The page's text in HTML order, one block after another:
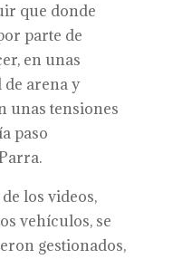
que donde
parte de
en unas
arena y
unas tensiones
paso
los videos,
vehículos, se
gestionados,